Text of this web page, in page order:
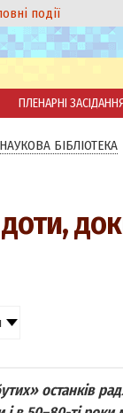
події
ПЛЕНАРНІ
НАУКОВА БІБЛІОТЕКА
останків